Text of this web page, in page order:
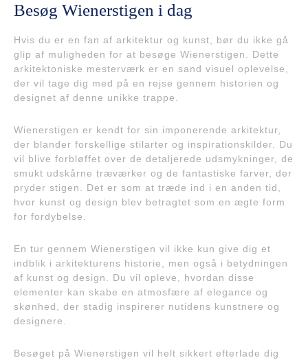
Besøg Wienerstigen i dag
Hvis du er en fan af arkitektur og kunst, bør du ikke gå
glip af muligheden for at besøge Wienerstigen. Dette
arkitektoniske mesterværk er en sand visuel oplevelse,
der vil tage dig med på en rejse gennem historien og
designet af denne unikke trappe.
Wienerstigen er kendt for sin imponerende arkitektur,
der blander forskellige stilarter og inspirationskilder. Du
vil blive forbløffet over de detaljerede udsmykninger, de
smukt udskårne træværker og de fantastiske farver, der
pryder stigen. Det er som at træde ind i en anden tid,
hvor kunst og design blev betragtet som en ægte form
for fordybelse.
En tur gennem Wienerstigen vil ikke kun give dig et
indblik i arkitekturens historie, men også i betydningen
af kunst og design. Du vil opleve, hvordan disse
elementer kan skabe en atmosfære af elegance og
skønhed, der stadig inspirerer nutidens kunstnere og
designere.
Besøget på Wienerstigen vil helt sikkert efterlade dig